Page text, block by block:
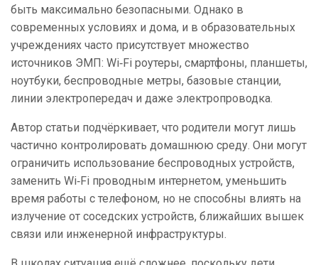
быть максимально безопасными. Однако в
современных условиях и дома, и в образовательных
учреждениях часто присутствует множество
источников ЭМП: Wi‑Fi роутеры, смартфоны, планшеты,
ноутбуки, беспроводные метры, базовые станции,
линии электропередач и даже электропроводка.
Автор статьи подчёркивает, что родители могут лишь
частично контролировать домашнюю среду. Они могут
ограничить использование беспроводных устройств,
заменить Wi‑Fi проводным интернетом, уменьшить
время работы с телефоном, но не способны влиять на
излучение от соседских устройств, ближайших вышек
связи или инженерной инфраструктуры.